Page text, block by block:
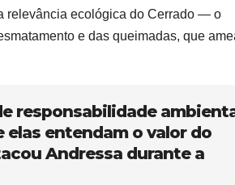
relevância ecológica do Cerrado — o
e das queimadas, que
responsabilidade
elas entendam o valor do
Andressa durante a